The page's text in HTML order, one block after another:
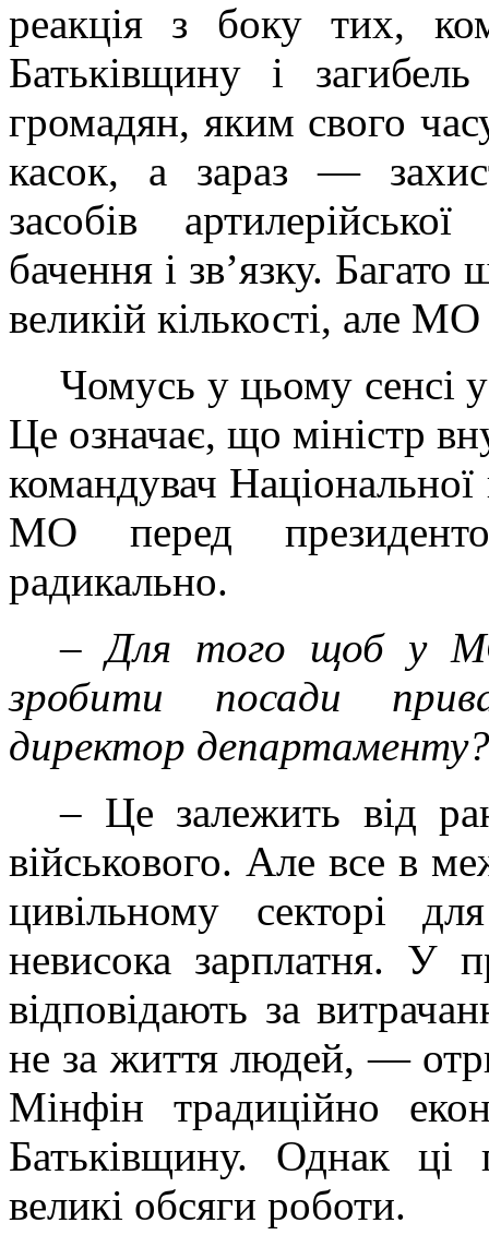
реакція з боку тих,
Батьківщину і
громадян, яким свого
касок, а зараз —
засобів
бачення і зв’язку.
великій кількості, але
Чомусь у цьому сенсі
Це означає, що міністр
командувач Національної
МО перед
радикально.
–Для того щоб у
зробити посади
директор департаменту?
– Це залежить від
військового. Але все в
цивільному секторі
невисока зарплатня. У
відповідають за
не за життя людей, —
Мінфін традиційно
Батьківщину. Однак
великі обсяги роботи.